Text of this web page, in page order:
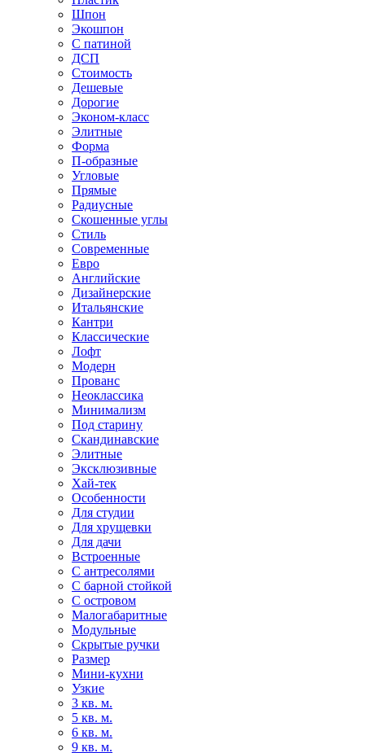
Шпон
Экошпон
С патиной
ДСП
Стоимость
Дешевые
Дорогие
Эконом-класс
Элитные
Форма
П-образные
Угловые
Прямые
Радиусные
Скошенные углы
Стиль
Современные
Евро
Английские
Дизайнерские
Итальянские
Кантри
Классические
Лофт
Модерн
Прованс
Неоклассика
Минимализм
Под старину
Скандинавские
Элитные
Эксклюзивные
Хай-тек
Особенности
Для студии
Для хрущевки
Для дачи
Встроенные
С антресолями
С барной стойкой
С островом
Малогабаритные
Модульные
Скрытые ручки
Размер
Мини-кухни
Узкие
3 кв. м.
5 кв. м.
6 кв. м.
9 кв. м.